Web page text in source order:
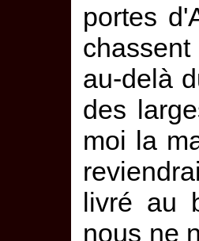
portes
au-delà
des
moi la
livré au
nous ne